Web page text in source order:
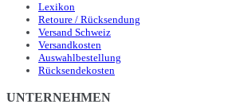
Lexikon
Retoure / Rücksendung
Versand Schweiz
Versandkosten
Auswahlbestellung
Rücksendekosten
UNTERNEHMEN